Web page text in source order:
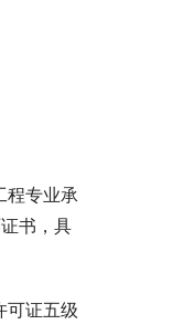
程专业承
书，具
可证五级